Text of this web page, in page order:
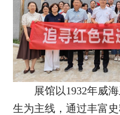
展馆以1932年威
生为主线，通过丰富